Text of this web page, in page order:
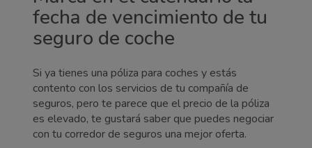
fecha de vencimiento de tu
seguro de coche
Si ya tienes una póliza para coches y estás
contento con los servicios de tu compañía de
seguros, pero te parece que el precio de la póliza
es elevado, te gustará saber que puedes negociar
con tu corredor de seguros una mejor oferta.